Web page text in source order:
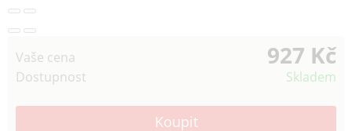
Vaše cena 927 Kč
Dostupnost Skladem